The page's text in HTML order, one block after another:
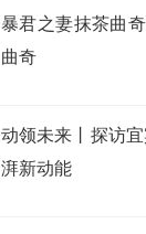
暴君之妻抹茶曲
曲奇
动领未来丨探访宜
湃新动能